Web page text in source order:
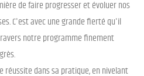
de faire progresser et évoluer nos
C'est avec une grande fierté qu'il
notre programme finement
réussite dans sa pratique, en nivelant